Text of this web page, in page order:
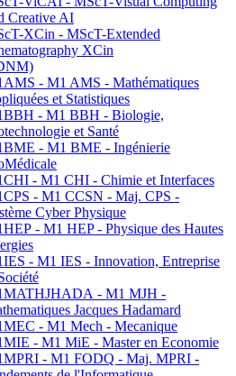
Creative AI
XCin - MScT-Extended
XCin
- M1 AMS - Mathématiques
et Statistiques
- M1 BBH - Biologie,
et Santé
- M1 BME - Ingénierie
- M1 CHI - Chimie et Interfaces
- M1 CCSN - Maj. CPS -
Cyber Physique
- M1 HEP - Physique des Hautes
- M1 IES - Innovation, Entreprise
- M1 MJH -
Jacques Hadamard
- M1 Mech - Mecanique
- M1 MiE - Master en Economie
- M1 FODQ - Maj. MPRI -